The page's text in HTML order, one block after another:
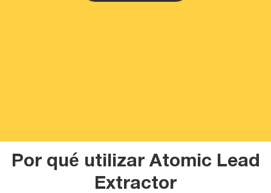
Por qué utilizar Atomic Lead
Extractor